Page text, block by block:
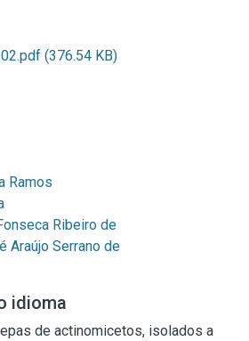
(376.54 KB)
Ramos
Ribeiro de
Araújo Serrano de
idioma
de actinomicetos, isolados a